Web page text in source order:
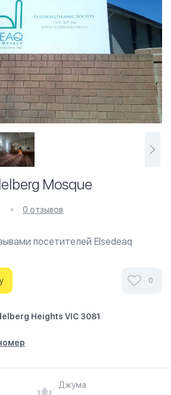
Mosque
0 отзывов
посетителей Elsedeaq
на фотографиях и
Ваше духовное путешествие
0
Heights VIC 3081
Джума